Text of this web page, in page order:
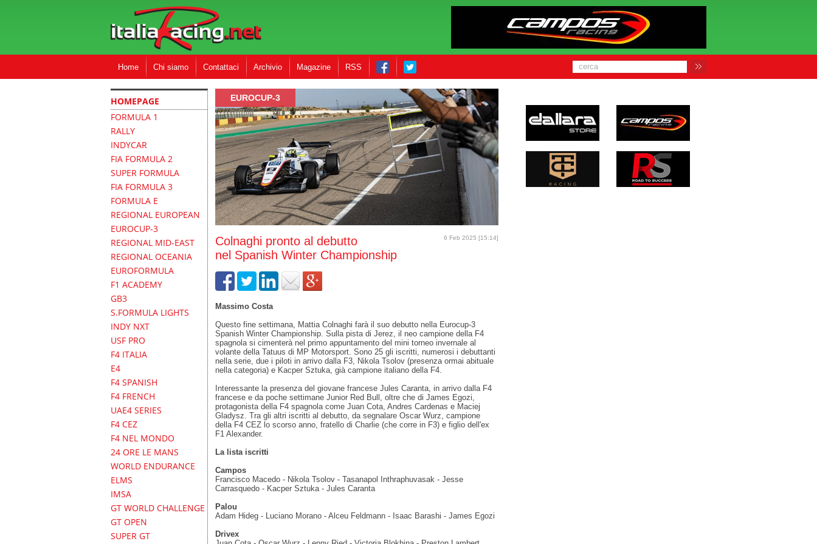
Home Chi siamo Contattaci Archivio Magazine RSS
HOMEPAGE
FORMULA 1
RALLY
INDYCAR
FIA FORMULA 2
SUPER FORMULA
FIA FORMULA 3
FORMULA E
REGIONAL EUROPEAN
EUROCUP-3
REGIONAL MID-EAST
REGIONAL OCEANIA
EUROFORMULA
F1 ACADEMY
GB3
S.FORMULA LIGHTS
INDY NXT
USF PRO
F4 ITALIA
E4
F4 SPANISH
F4 FRENCH
UAE4 SERIES
F4 CEZ
F4 NEL MONDO
24 ORE LE MANS
WORLD ENDURANCE
ELMS
IMSA
GT WORLD CHALLENGE
GT OPEN
SUPER GT
EUROCUP-3
6 Feb 2025 [15:14]
Colnaghi pronto al debutto
nel Spanish Winter Championship
Massimo Costa
Questo fine settimana, Mattia Colnaghi farà il suo debutto nella Eurocup-3
Spanish Winter Championship. Sulla pista di Jerez, il neo campione della F4
spagnola si cimenterà nel primo appuntamento del mini torneo invernale al
volante della Tatuus di MP Motorsport. Sono 25 gli iscritti, numerosi i debuttanti
nella serie, due i piloti in arrivo dalla F3, Nikola Tsolov (presenza ormai abituale
nella categoria) e Kacper Sztuka, già campione italiano della F4.
Interessante la presenza del giovane francese Jules Caranta, in arrivo dalla F4
francese e da poche settimane Junior Red Bull, oltre che di James Egozi,
protagonista della F4 spagnola come Juan Cota, Andres Cardenas e Maciej
Gladysz. Tra gli altri iscritti al debutto, da segnalare Oscar Wurz, campione
della F4 CEZ lo scorso anno, fratello di Charlie (che corre in F3) e figlio dell'ex
F1 Alexander.
La lista iscritti
Campos
Francisco Macedo - Nikola Tsolov - Tasanapol Inthraphuvasak - Jesse
Carrasquedo - Kacper Sztuka - Jules Caranta
Palou
Adam Hideg - Luciano Morano - Alceu Feldmann - Isaac Barashi - James Egozi
Drivex